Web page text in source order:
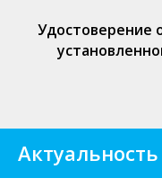
Удостоверение